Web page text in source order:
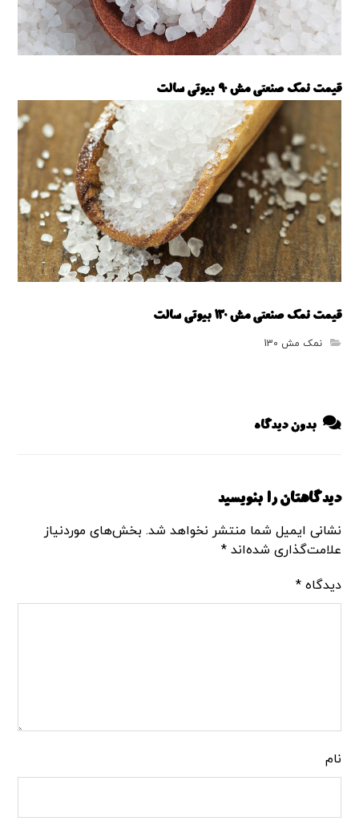
قیمت نمک صنعتی مش 90 بیوتی سالت
قیمت نمک صنعتی مش 130 بیوتی سالت
نمک مش 130
بدون دیدگاه
دیدگاهتان را بنویسید
نشانی ایمیل شما منتشر نخواهد شد. بخش‌های موردنیاز
علامت‌گذاری شده‌اند*
دیدگاه*
نام